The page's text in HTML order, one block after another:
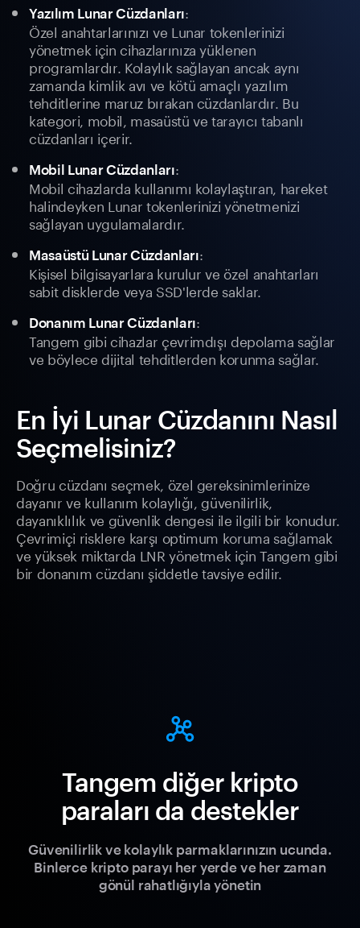
Yazılım Lunar Cüzdanları:
Özel anahtarlarınızı ve Lunar tokenlerinizi
yönetmek için cihazlarınıza yüklenen
programlardır. Kolaylık sağlayan ancak aynı
zamanda kimlik avı ve kötü amaçlı yazılım
tehditlerine maruz bırakan cüzdanlardır. Bu
kategori, mobil, masaüstü ve tarayıcı tabanlı
cüzdanları içerir.
Mobil Lunar Cüzdanları:
Mobil cihazlarda kullanımı kolaylaştıran, hareket
halindeyken Lunar tokenlerinizi yönetmenizi
sağlayan uygulamalardır.
Masaüstü Lunar Cüzdanları:
Kişisel bilgisayarlara kurulur ve özel anahtarları
sabit disklerde veya SSD'lerde saklar.
Donanım Lunar Cüzdanları:
Tangem gibi cihazlar çevrimdışı depolama sağlar
ve böylece dijital tehditlerden korunma sağlar.
En İyi Lunar Cüzdanını Nasıl
Seçmelisiniz?
Doğru cüzdanı seçmek, özel gereksinimlerinize
dayanır ve kullanım kolaylığı, güvenilirlik,
dayanıklılık ve güvenlik dengesi ile ilgili bir konudur.
Çevrimiçi risklere karşı optimum koruma sağlamak
ve yüksek miktarda LNR yönetmek için Tangem gibi
bir donanım cüzdanı şiddetle tavsiye edilir.
Tangem diğer kripto
paraları da destekler
Güvenilirlik ve kolaylık parmaklarınızın ucunda.
Binlerce kripto parayı her yerde ve her zaman
gönül rahatlığıyla yönetin